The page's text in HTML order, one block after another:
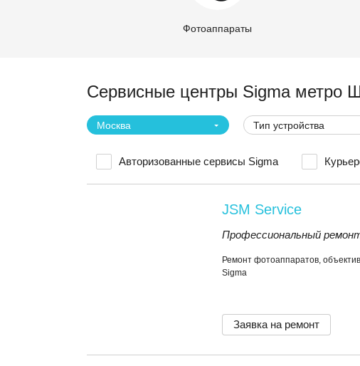
Фотоаппараты
Сервисные центры Sigma метро
Москва Тип устройства
Авторизованные сервисы Sigma
JSM Service
Профессиональный
Ремонт фотоаппаратов,
Sigma
Заявка на ремонт